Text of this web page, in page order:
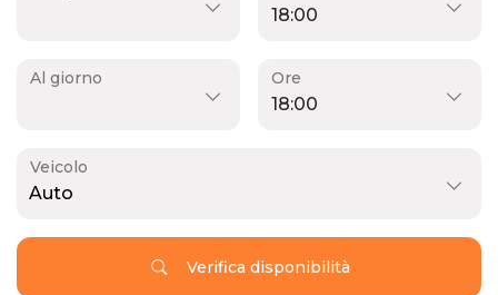
Al giorno Ore
Veicolo
Auto
Verifica disponibilità